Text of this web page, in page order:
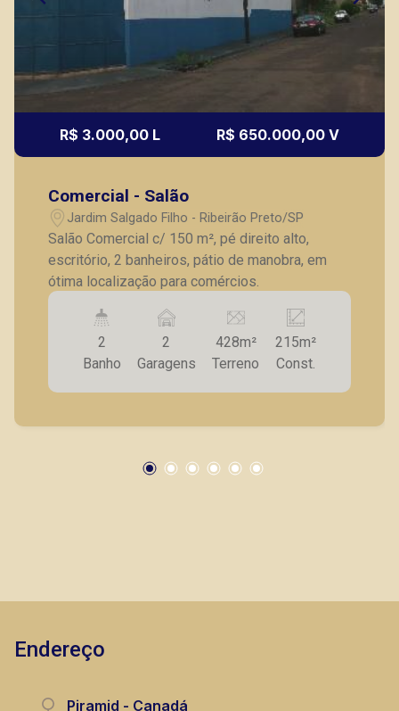
R$ 3.000,00 L R$ 650.000,00 V
Comercial - Salão
Jardim Salgado Filho - Ribeirão Preto/SP
Salão Comercial c/ 150 m², pé direito alto,
escritório, 2 banheiros, pátio de manobra, em
ótima localização para comércios.
2
Banho
2
Garagens
428m²
Terreno
215m²
Const.
Endereço
Piramid - Canadá